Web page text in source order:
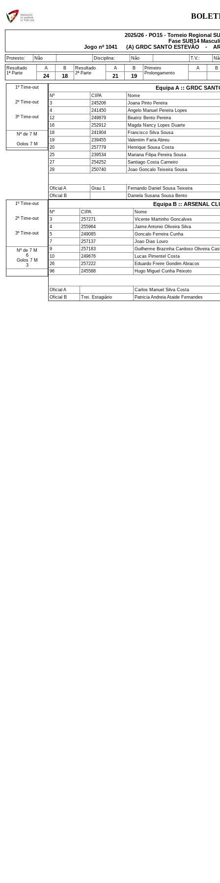
2025/26 - PO15 - Torneio Regional
Fase SUB14
Jogo nº 1041 (A) GRDC SANTO ESTEVÃO -
Protesto: Não Disciplina: Não T.V.:
Resultado
1ª Parte
A B
Resultado
2ª Parte
A B
Primeiro
Prolongamento
A B
24 18 21 19
1º Time-out
2º Time-out
3º Time-out
Nº de 7 M
Golos 7 M
Equipa A :: GRDC
Nº CIPA
Nome
3
245206
Joana Pinto Pereira
4
241450
Angelo Manuel Pereira Lopes
12
249879
Beatriz Bento Pereira
16
252912
Magda Nancy Lopes Duarte
18
241904
Francisco Silva Sousa
19
239455
Valentim Faria Abreu
20
257779
Henrique Sousa Costa
25
239534
Mariana Filipa Pereira Sousa
27
254252
Santiago Costa Carneiro
29
250740 Joao Goncalo Teixeira Sousa
Oficial A Grau 1
Fernando Daniel Sousa Teixeira
Oficial B
Daniela Susana Sousa Bento
1º Time-out
2º Time-out
3º Time-out
Nº de 7 M
6
Golos 7 M
3
Equipa B :: ARSENAL
Nº CIPA
Nome
3
257271
Vicente Martinho Goncalves
4
255964
Jaime Antonio Oliveira Silva
5
249085
Goncalo Ferreira Cunha
7
257137
Joao Dias Louro
9
257183
Guilherme Brazinha Cardoso Oliveira
10
249676
Lucas Pimentel Costa
26
257222
Eduardo Freire Gondim Abracos
96
245588 Hugo Miguel Cunha Peixoto
Oficial A
Carlos Manuel Silva Costa
Oficial B
Trei. Estagiário Patricia Andreia Ataide Fernandes